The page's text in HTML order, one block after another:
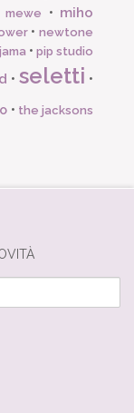
mewe • miho
•newtone
• pip studio
•seletti •
• the jacksons